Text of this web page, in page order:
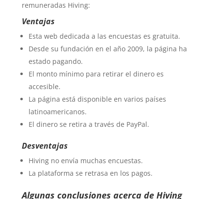
remuneradas Hiving:
Ventajas
Esta web dedicada a las encuestas es gratuita.
Desde su fundación en el año 2009, la página ha
estado pagando.
El monto mínimo para retirar el dinero es
accesible.
La página está disponible en varios países
latinoamericanos.
El dinero se retira a través de PayPal.
Desventajas
Hiving no envía muchas encuestas.
La plataforma se retrasa en los pagos.
Algunas conclusiones acerca de Hiving